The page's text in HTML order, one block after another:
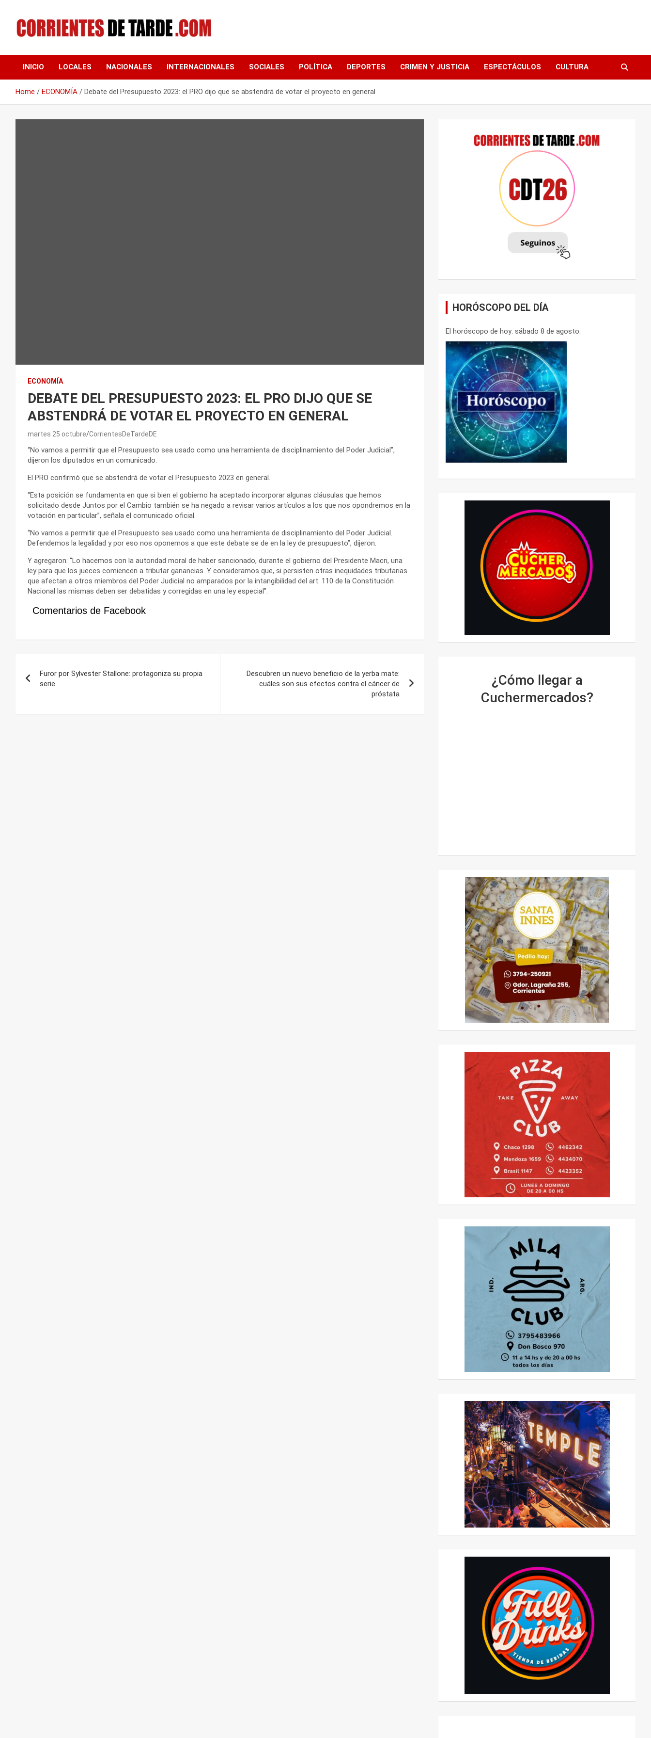
content
CORRIENTES DE
TARDE
INICIO LOCALES NACIONALES INTERNACIONALES SOCIALES POLÍTICA DEPORTES CRIMEN Y JUSTICIA ESPECTÁCULOS CULTURA
Home ECONOMÍA Debate del Presupuesto 2023: el PRO dijo que se abstendrá de votar el proyecto en general
ECONOMÍA
DEBATE DEL PRESUPUESTO 2023: EL PRO DIJO QUE SE
ABSTENDRÁ DE VOTAR EL PROYECTO EN GENERAL
martes 25 octubre CorrientesDeTardeDE
“No vamos a permitir que el Presupuesto sea usado como una herramienta de disciplinamiento del Poder Judicial”,
dijeron los diputados en un comunicado.
El PRO confirmó que se abstendrá de votar el Presupuesto 2023 en general.
“Esta posición se fundamenta en que si bien el gobierno ha aceptado incorporar algunas cláusulas que hemos
solicitado desde Juntos por el Cambio también se ha negado a revisar varios artículos a los que nos opondremos en la
votación en particular”, señala el comunicado oficial.
“No vamos a permitir que el Presupuesto sea usado como una herramienta de disciplinamiento del Poder Judicial.
Defendemos la legalidad y por eso nos oponemos a que este debate se de en la ley de presupuesto”, dijeron.
Y agregaron: “Lo hacemos con la autoridad moral de haber sancionado, durante el gobierno del Presidente Macri, una
ley para que los jueces comiencen a tributar ganancias. Y consideramos que, si persisten otras inequidades tributarias
que afectan a otros miembros del Poder Judicial no amparados por la intangibilidad del art. 110 de la Constitución
Nacional las mismas deben ser debatidas y corregidas en una ley especial”.
Comentarios de Facebook
de
Furor por Sylvester Stallone: protagoniza su propia
serie
Descubren un nuevo beneficio de la yerba mate:
cuáles son sus efectos contra el cáncer de
próstata
HORÓSCOPO DEL DÍA
El horóscopo de hoy: sábado 8 de agosto.
¿Cómo llegar a
Cuchermercados?